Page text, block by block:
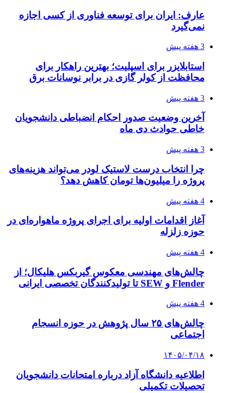
عارف: ایران برای توسعه فناوری از کسی اجازه
نمی‌گیرد
3 هفته پیش
استابلایزر برای اسپلیت؛ بهترین راهکار برای
محافظت از کولر گازی در برابر نوسانات برق
3 هفته پیش
آخرین وضعیت صدور احکام انضباطی دانشجویان
خاطی حوادث دی ماه
3 هفته پیش
چرا انتخاب درست لاستیک لودر می‌تواند هزینه‌های
پروژه را میلیون‌ها تومان کاهش دهد؟
4 هفته پیش
آغاز اقدامات اولیه برای اجرای پروژه ماهواره‌ای در
حوزه زلزله
4 هفته پیش
چالش‌های مهندسی معکوس گیربکس هلیکال؛ از
Flender و SEW تا تولیدکنندگان تخصصی ایرانی
4 هفته پیش
چالش‌های ۲۵ سال پژوهش در حوزه انسجام
اجتماعی
۱۴۰۵/۰۴/۱۸
اطلاعیه دانشگاه آزاد درباره امتحانات دانشجویان
تحصیلات تکمیلی